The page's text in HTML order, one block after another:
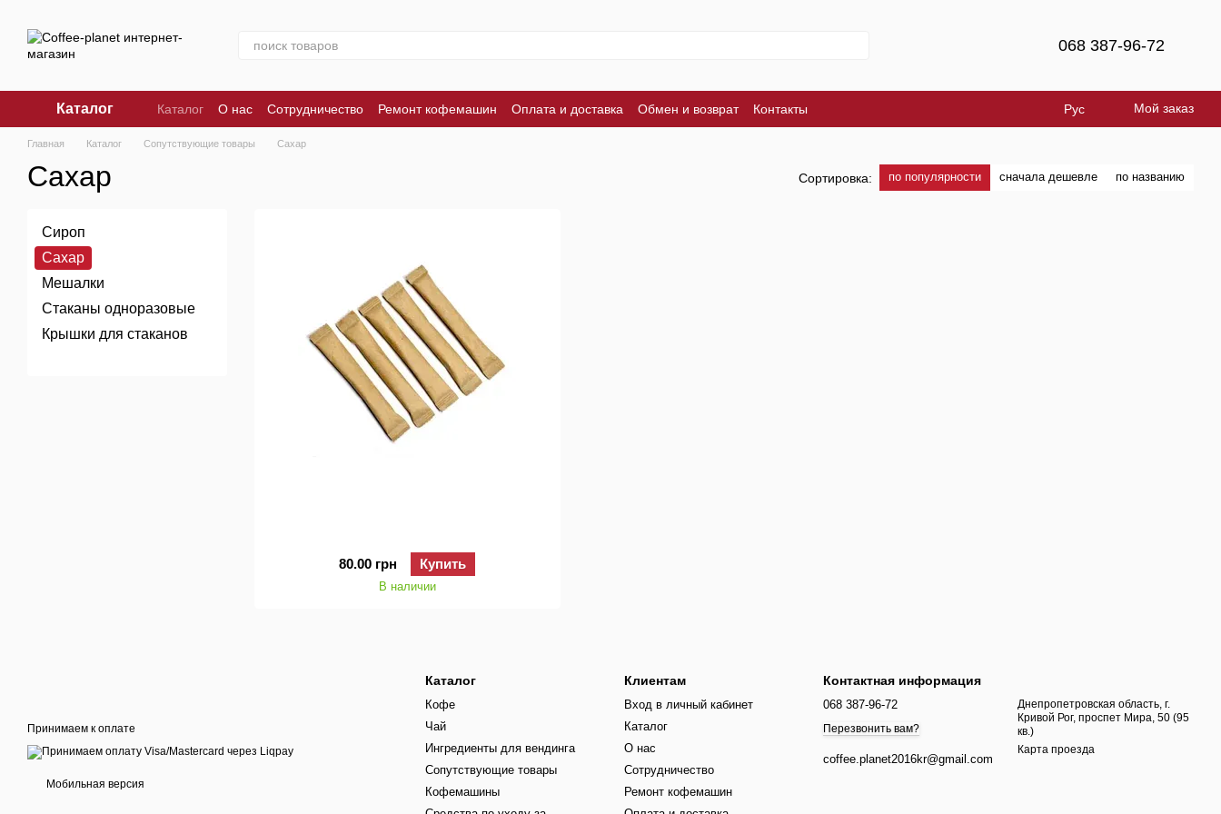
068 387-96-72
Каталог Каталог О нас Сотрудничество Ремонт кофемашин Оплата и доставка Обмен и возврат Контакты Рус Мой заказ
Главная Каталог Сопутствующие товары Сахар
Сахар Сортировка: по популярности сначала дешевле по названию
80.00 грн Купить
В наличии
Сироп
Сахар
Мешалки
Стаканы одноразовые
Крышки для стаканов
Принимаем к оплате
Мобильная версия
Каталог
Кофе
Чай
Ингредиенты для вендинга
Сопутствующие товары
Кофемашины
Клиентам
Вход в личный кабинет
Каталог
О нас
Сотрудничество
Ремонт кофемашин
Контактная информация
068 387-96-72
Перезвонить вам?
coffee.planet2016kr@gmail.com
Днепропетровская область, г.
Кривой Рог, проспет Мира, 50 (95
кв.)
Карта проезда